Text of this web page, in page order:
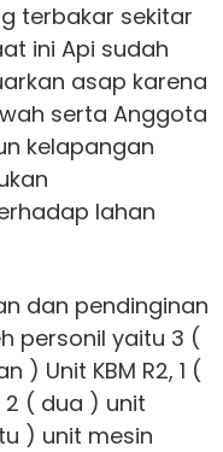
terbakar sekitar
ini Api sudah
asap karena
serta Anggota
kelapangan
lahan
dan pendinginan
personil yaitu 3 (
) Unit KBM R2, 1 (
( dua ) unit
) unit mesin